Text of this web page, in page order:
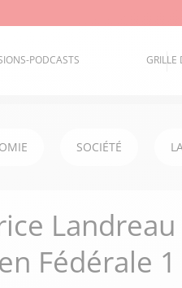
PODCASTS GRILLE
SOCIÉTÉ
Fédérale 1